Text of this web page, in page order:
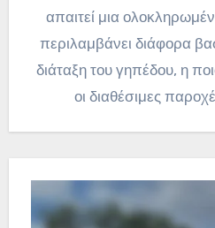
απαιτεί μια
περιλαμβάνει διάφορα
διάταξη του γηπέδου, η
οι διαθέσιμες